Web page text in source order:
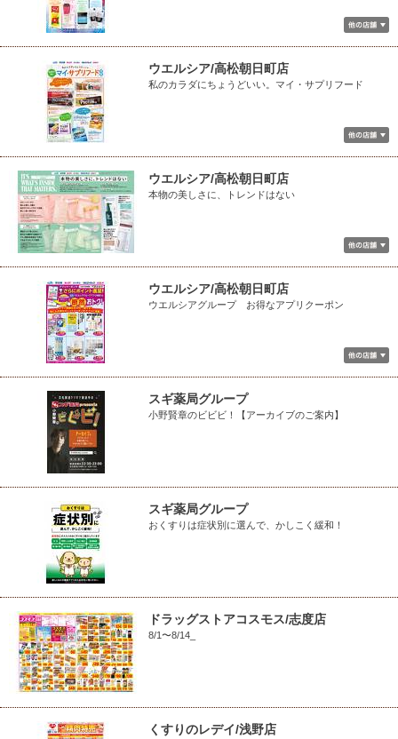
ウエルシア/高松朝日町店
私のカラダにちょうどいい。マイ・サプリフード
ウエルシア/高松朝日町店
本物の美しさに、トレンドはない
ウエルシア/高松朝日町店
ウエルシアグループ お得なアプリクーポン
スギ薬局グループ
小野賢章のビビビ！【アーカイブのご案内】
スギ薬局グループ
おくすりは症状別に選んで、かしこく緩和！
ドラッグストアコスモス/志度店
8/1〜8/14_
くすりのレデイ/浅野店